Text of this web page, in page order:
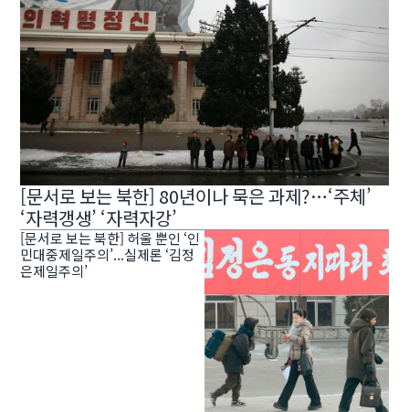
[문서로 보는 북한] 80년이나 묵은 과제?…‘주체’
‘자력갱생’ ‘자력자강’
[문서로 보는 북한] 허울 뿐인 ‘인
민대중제일주의’...실제론 ‘김정
은제일주의’